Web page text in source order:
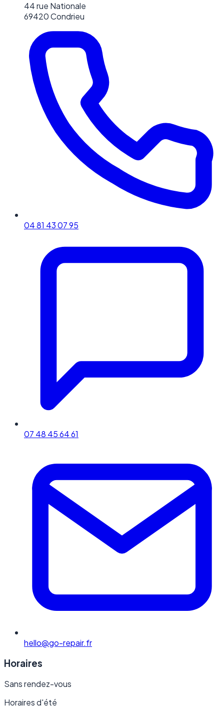
44 rue Nationale
69420 Condrieu
04 81 43 07 95
07 48 45 64 61
hello@go-repair.fr
Horaires
Sans rendez-vous
Horaires d'été